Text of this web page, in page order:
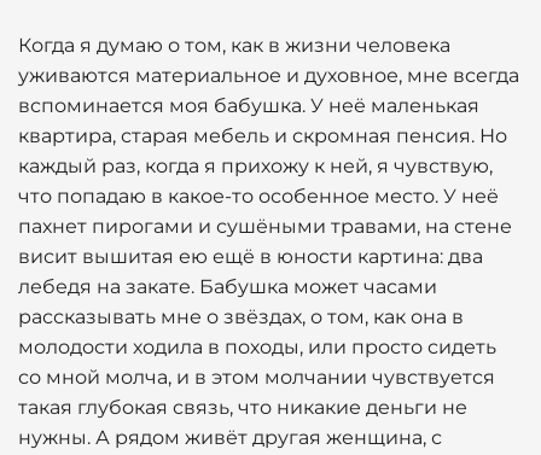
Когда я думаю о том, как в жизни человека
уживаются материальное и духовное, мне всегда
вспоминается моя бабушка. У неё маленькая
квартира, старая мебель и скромная пенсия. Но
каждый раз, когда я прихожу к ней, я чувствую,
что попадаю в какое-то особенное место. У неё
пахнет пирогами и сушёными травами, на стене
висит вышитая ею ещё в юности картина: два
лебедя на закате. Бабушка может часами
рассказывать мне о звёздах, о том, как она в
молодости ходила в походы, или просто сидеть
со мной молча, и в этом молчании чувствуется
такая глубокая связь, что никакие деньги не
нужны. А рядом живёт другая женщина, с